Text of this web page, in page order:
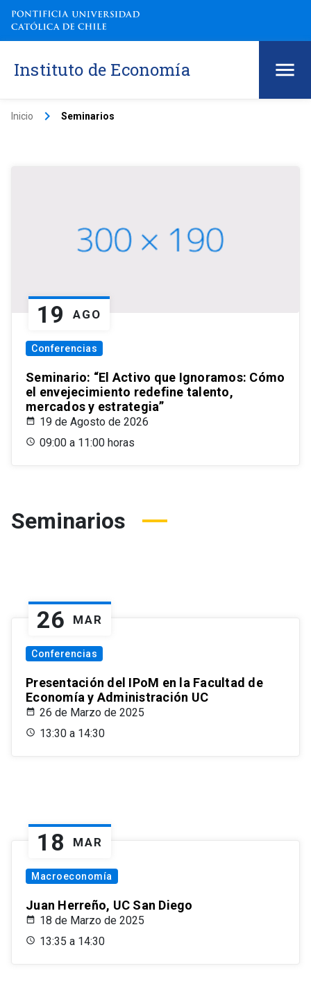
Instituto de Economía
Inicio keyboard_arrow_right Seminarios
19 AGO
Conferencias
Seminario: “El Activo que Ignoramos: Cómo
el envejecimiento redefine talento,
mercados y estrategia”
19 de Agosto de 2026
09:00 a 11:00 horas
Seminarios
26 MAR
Conferencias
Presentación del IPoM en la Facultad de
Economía y Administración UC
26 de Marzo de 2025
13:30 a 14:30
18 MAR
Macroeconomía
Juan Herreño, UC San Diego
18 de Marzo de 2025
13:35 a 14:30